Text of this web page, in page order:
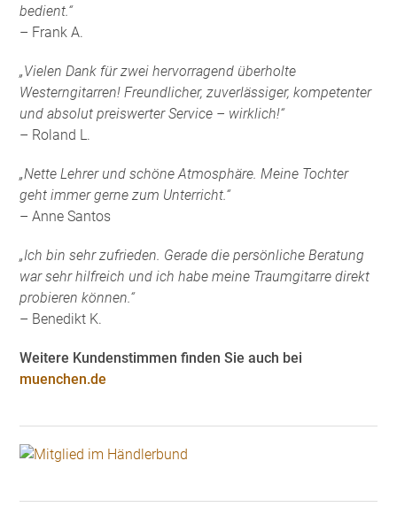
bedient.“
– Frank A.
„Vielen Dank für zwei hervorragend überholte
Westerngitarren! Freundlicher, zuverlässiger, kompetenter
und absolut preiswerter Service – wirklich!“
– Roland L.
„Nette Lehrer und schöne Atmosphäre. Meine Tochter
geht immer gerne zum Unterricht.“
– Anne Santos
„Ich bin sehr zufrieden. Gerade die persönliche Beratung
war sehr hilfreich und ich habe meine Traumgitarre direkt
probieren können.“
– Benedikt K.
Weitere Kundenstimmen finden Sie auch bei
muenchen.de